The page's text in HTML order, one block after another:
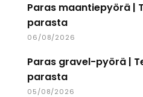
Paras maantiepyörä |
parasta
06/08/2026
Paras gravel-pyörä |
parasta
05/08/2026